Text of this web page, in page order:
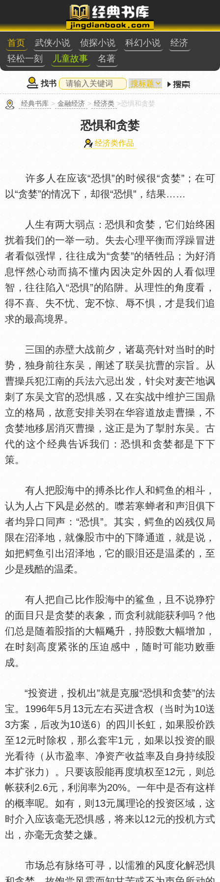
首页 武侠小说 侦探小说 科幻小说
经济
轻松一刻
儿童故事 名著
找书
经典书库 > 金融经济 > 经济类 >恐惧和贪婪
恐惧和贪婪
经济类作品
许多人在应该“恐惧”的时候很“贪婪”；在可
以“贪婪”的情况下，却很“恐惧”，结果……
人生有两大弱点：恐惧和贪婪，它们始终困
扰着我们的一举一动。失去心理平衡而浮躁冒进
者看似强悍，往往成为“贪婪”的牺牲品；为好消
息怦然心动而搞不懂内因决定外因的人看似理
智，往往陷入“恐惧”的陷阱。从理
的角度看，
得不喜、失不忧、宠不惊、辱不惧，才是我们追
求的最高境界。
三
的赤壁大战前夕，诸葛亮针对当时的时
势，独身前往东吴，阐述了联吴抗曹的宗旨。从
曹
兵犯江南的兵法六忌出发，针尖对麦芒地讽
刺了东吴文官的恐惧感，又在实战中维护三
鼎
立的格局，故意安排关羽在华容道放走曹
，不
贪婪地移居消灭曹
，这正是为了掣肘东吴。古
代的这个经典告诉我们：恐惧和贪婪都是下下
策。
有人把
海中的搏杀比作人和鳄鱼的相斗，
认为人占下风是必然的。噤若寒蝉者和声泪俱下
者均异口同声：“恐惧”。其实，鳄鱼的凶残仅局
限在沼泽地，就像
市中的下降通道，就是说，
如把鳄鱼引出沼泽地，它的眼泪还是温柔的，至
少是残酷的温柔。
有人把自己比作
海中的鲨鱼，且不说狰狞
的面目只是贪婪的表象，而贪利就能获利吗？他
们总是随着
指的大幅飚升，持
数大幅增加，
在时刻高度紧张的压迫感中，随时可能功败垂
成。
“投资进，投机出”就是克服“恐惧和贪婪”的法
宝。1996年5月13元左右买进含权（当时为10送
3方案，后改为10送6）的四川长虹，如果
价跌
至12元时除权，那么套牢1元，如果以投资的眼
光看待（从市盈率、净资产收益率及自身持续
本扩张力）。只要该
能再度填权至12元，则总
帐获利2.6元，利润率为20%。一年中是否有这样
的概率呢。如有，则13元属理论的投资区域，这
时介入应该毫无恐惧感，将来以12元的投机方式
出，亦毫无贪婪之嫌。
市场总有脉络可寻，以懦雅的风度化解恐惧